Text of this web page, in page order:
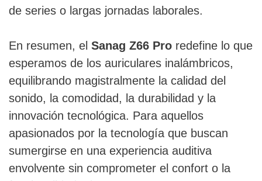
de series o largas jornadas laborales.
En resumen, el Sanag Z66 Pro redefine lo que
esperamos de los auriculares inalámbricos,
equilibrando magistralmente la calidad del
sonido, la comodidad, la durabilidad y la
innovación tecnológica. Para aquellos
apasionados por la tecnología que buscan
sumergirse en una experiencia auditiva
envolvente sin comprometer el confort o la